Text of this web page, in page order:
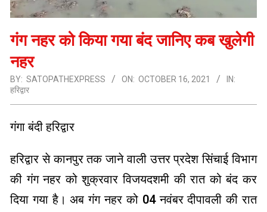
गंग नहर को किया गया बंद जानिए कब खुलेगी
नहर
BY: SATOPATHEXPRESS ON: OCTOBER 16, 2021
IN:
हरिद्वार
गंगा बंदी हरिद्वार
हरिद्वार से कानपुर तक जाने वाली उत्तर प्रदेश सिंचाई विभाग
की गंग नहर को शुक्रवार विजयदशमी की रात को बंद कर
दिया गया है। अब गंग नहर को 04 नवंबर दीपावली की रात